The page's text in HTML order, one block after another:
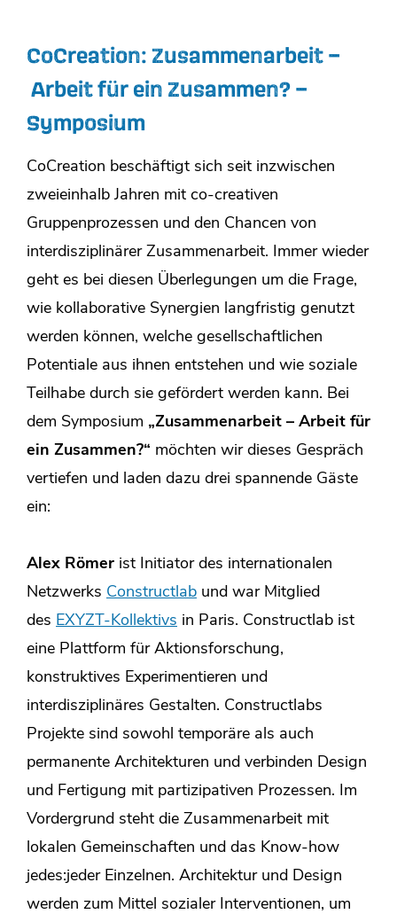
CoCreation: Zusammenarbeit –
Arbeit für ein Zusammen? –
Symposium
CoCreation beschäftigt sich seit inzwischen
zweieinhalb Jahren mit co-creativen
Gruppenprozessen und den Chancen von
interdisziplinärer Zusammenarbeit. Immer wieder
geht es bei diesen Überlegungen um die Frage,
wie kollaborative Synergien langfristig genutzt
werden können, welche gesellschaftlichen
Potentiale aus ihnen entstehen und wie soziale
Teilhabe durch sie gefördert werden kann. Bei
dem Symposium „Zusammenarbeit – Arbeit für
ein Zusammen?“ möchten wir dieses Gespräch
vertiefen und laden dazu drei spannende Gäste
ein:
Alex Römer ist Initiator des internationalen
Netzwerks Constructlab und war Mitglied
des EXYZT-Kollektivs in Paris. Constructlab ist
eine Plattform für Aktionsforschung,
konstruktives Experimentieren und
interdisziplinäres Gestalten. Constructlabs
Projekte sind sowohl temporäre als auch
permanente Architekturen und verbinden Design
und Fertigung mit partizipativen Prozessen. Im
Vordergrund steht die Zusammenarbeit mit
lokalen Gemeinschaften und das Know-how
jedes:jeder Einzelnen. Architektur und Design
werden zum Mittel sozialer Interventionen, um